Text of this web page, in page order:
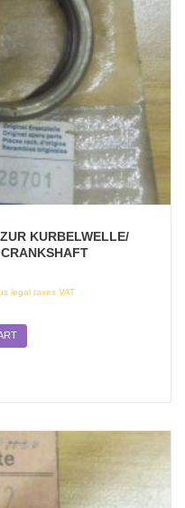
KURBELWELLE/
legal taxes VAT